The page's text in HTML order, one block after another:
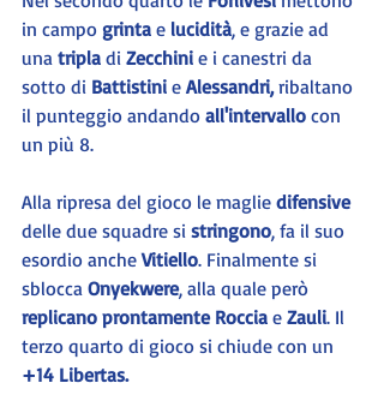
in campo grinta e lucidità, e grazie ad
una tripla di Zecchini e i canestri da
sotto di Battistini e Alessandri, ribaltano
il punteggio andando all'intervallo con
un più 8.
Alla ripresa del gioco le maglie difensive
delle due squadre si stringono, fa il suo
esordio anche Vitiello. Finalmente si
sblocca Onyekwere, alla quale però
replicano prontamente Roccia e Zauli. Il
terzo quarto di gioco si chiude con un
+14 Libertas.